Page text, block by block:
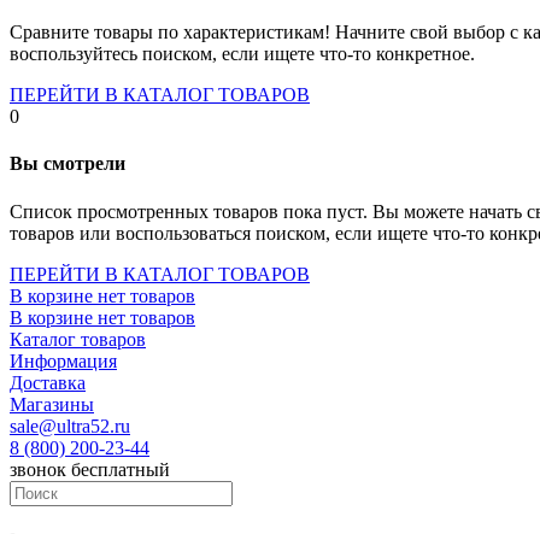
Socket-2066
Socket-775
Socket-fm2
Socket-am4
Socket- intel s1151
Socket- intel s2066
Socket- intel s1700
Сравните товары по характеристикам! Начните свой выбор с
воспользуйтесь поиском, если ищете что-то конкретное.
ПЕРЕЙТИ В КАТАЛОГ ТОВАРОВ
0
Вы смотрели
Список просмотренных товаров пока пуст. Вы можете начать
товаров или воспользоваться поиском, если ищете что-то
ПЕРЕЙТИ В КАТАЛОГ ТОВАРОВ
В корзине нет товаров
В корзине нет товаров
Каталог товаров
Информация
Доставка
Магазины
sale@ultra52.ru
8 (800) 200-23-44
звонок бесплатный